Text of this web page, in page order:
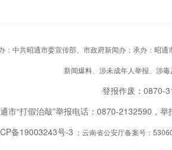
：中共昭通市委宣传部、市政府新闻办；承办：昭
新闻爆料、涉未成年人举报、涉
登报作废：0870-
市“打假治敲”举报电话：0870-2132590，
备19003243号-3 ；云南省公安厅备案号：